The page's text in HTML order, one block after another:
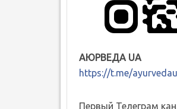
АЮРВЕДА UA
https://t.me/
Первый Телеграм